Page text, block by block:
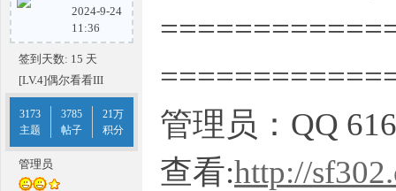
九
2024-9-24
11:36
签到天数: 15 天
[LV.4]偶尔看看III
3173
主题
3785
帖子
21万
积分
管理员
管理员：QQ
查看:http://